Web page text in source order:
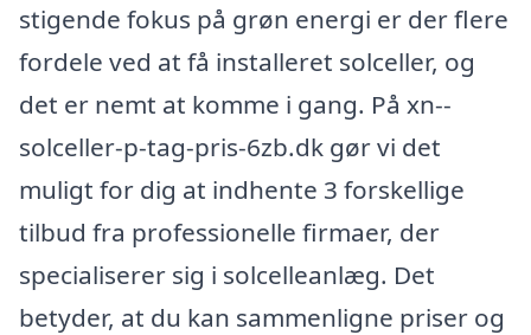
stigende fokus på grøn energi er der flere
fordele ved at få installeret solceller, og
det er nemt at komme i gang. På xn--
solceller-p-tag-pris-6zb.dk gør vi det
muligt for dig at indhente 3 forskellige
tilbud fra professionelle firmaer, der
specialiserer sig i solcelleanlæg. Det
betyder, at du kan sammenligne priser og